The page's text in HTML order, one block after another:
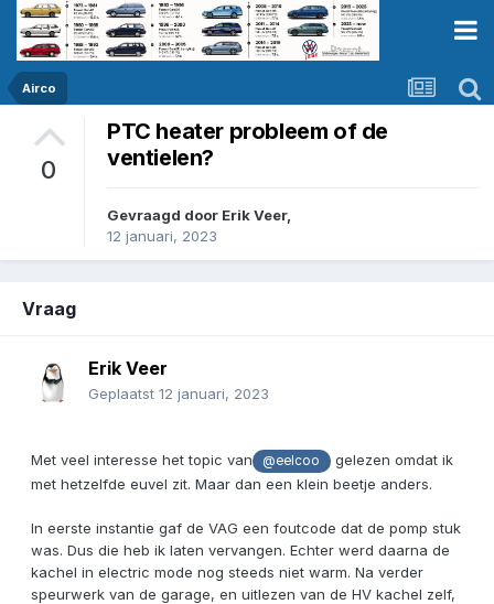
Airco
0
PTC heater probleem of de
ventielen?
Gevraagd door Erik Veer,
12 januari, 2023
Vraag
Erik Veer
Geplaatst 12 januari, 2023
Met veel interesse het topic van @eelcoo
gelezen omdat ik
met hetzelfde euvel zit. Maar dan een klein beetje anders.
In eerste instantie gaf de VAG een foutcode dat de pomp stuk
was. Dus die heb ik laten vervangen. Echter werd daarna de
kachel in electric mode nog steeds niet warm. Na verder
speurwerk van de garage, en uitlezen van de HV kachel zelf,